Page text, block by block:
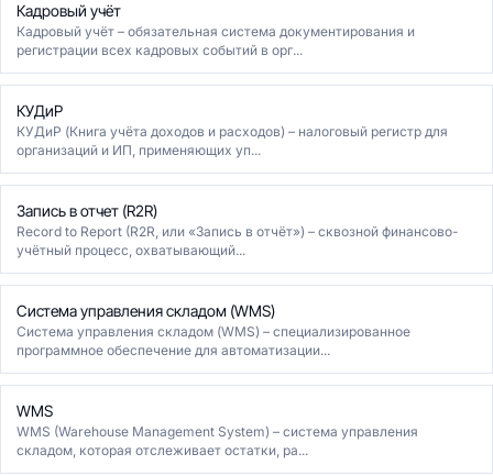
Кадровый учёт
Кадровый учёт – обязательная система документирования и
регистрации всех кадровых событий в орг...
КУДиР
КУДиР (Книга учёта доходов и расходов) – налоговый регистр для
организаций и ИП, применяющих уп...
Запись в отчет (R2R)
Record to Report (R2R, или «Запись в отчёт») – сквозной финансово-
учётный процесс, охватывающий...
Система управления складом (WMS)
Система управления складом (WMS) – специализированное
программное обеспечение для автоматизации...
WMS
WMS (Warehouse Management System) – система управления
складом, которая отслеживает остатки, ра...